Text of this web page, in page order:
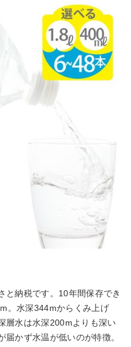
と納税です。10年間保存でき
。水深344mからくみ上げ
層水は水深200mよりも深い
かず水温が低いのが特徴。